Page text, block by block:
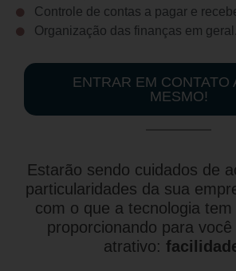
Controle de contas a pagar e
Organização das finanças em geral.
ENTRAR EM CONTATO
MESMO!
Estarão sendo cuidados de
particularidades da sua
com o que a tecnologia
proporcionando para
atrativo: